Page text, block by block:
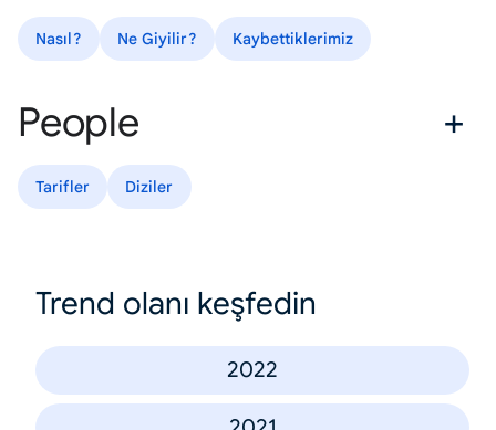
Nasıl? Ne Giyilir? Kaybettiklerimiz
People
Tarifler Diziler
Trend olanı keşfedin
2022